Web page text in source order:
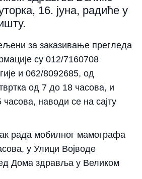
16. јуна, радиће у
за заказивање прегледа
су 012/7160708
и 062/8092685, од
од 7 до 18 часова, и
наводи се на сајту
рада мобилног мамографа
у Улици Војводе
Дома здравља у Великом